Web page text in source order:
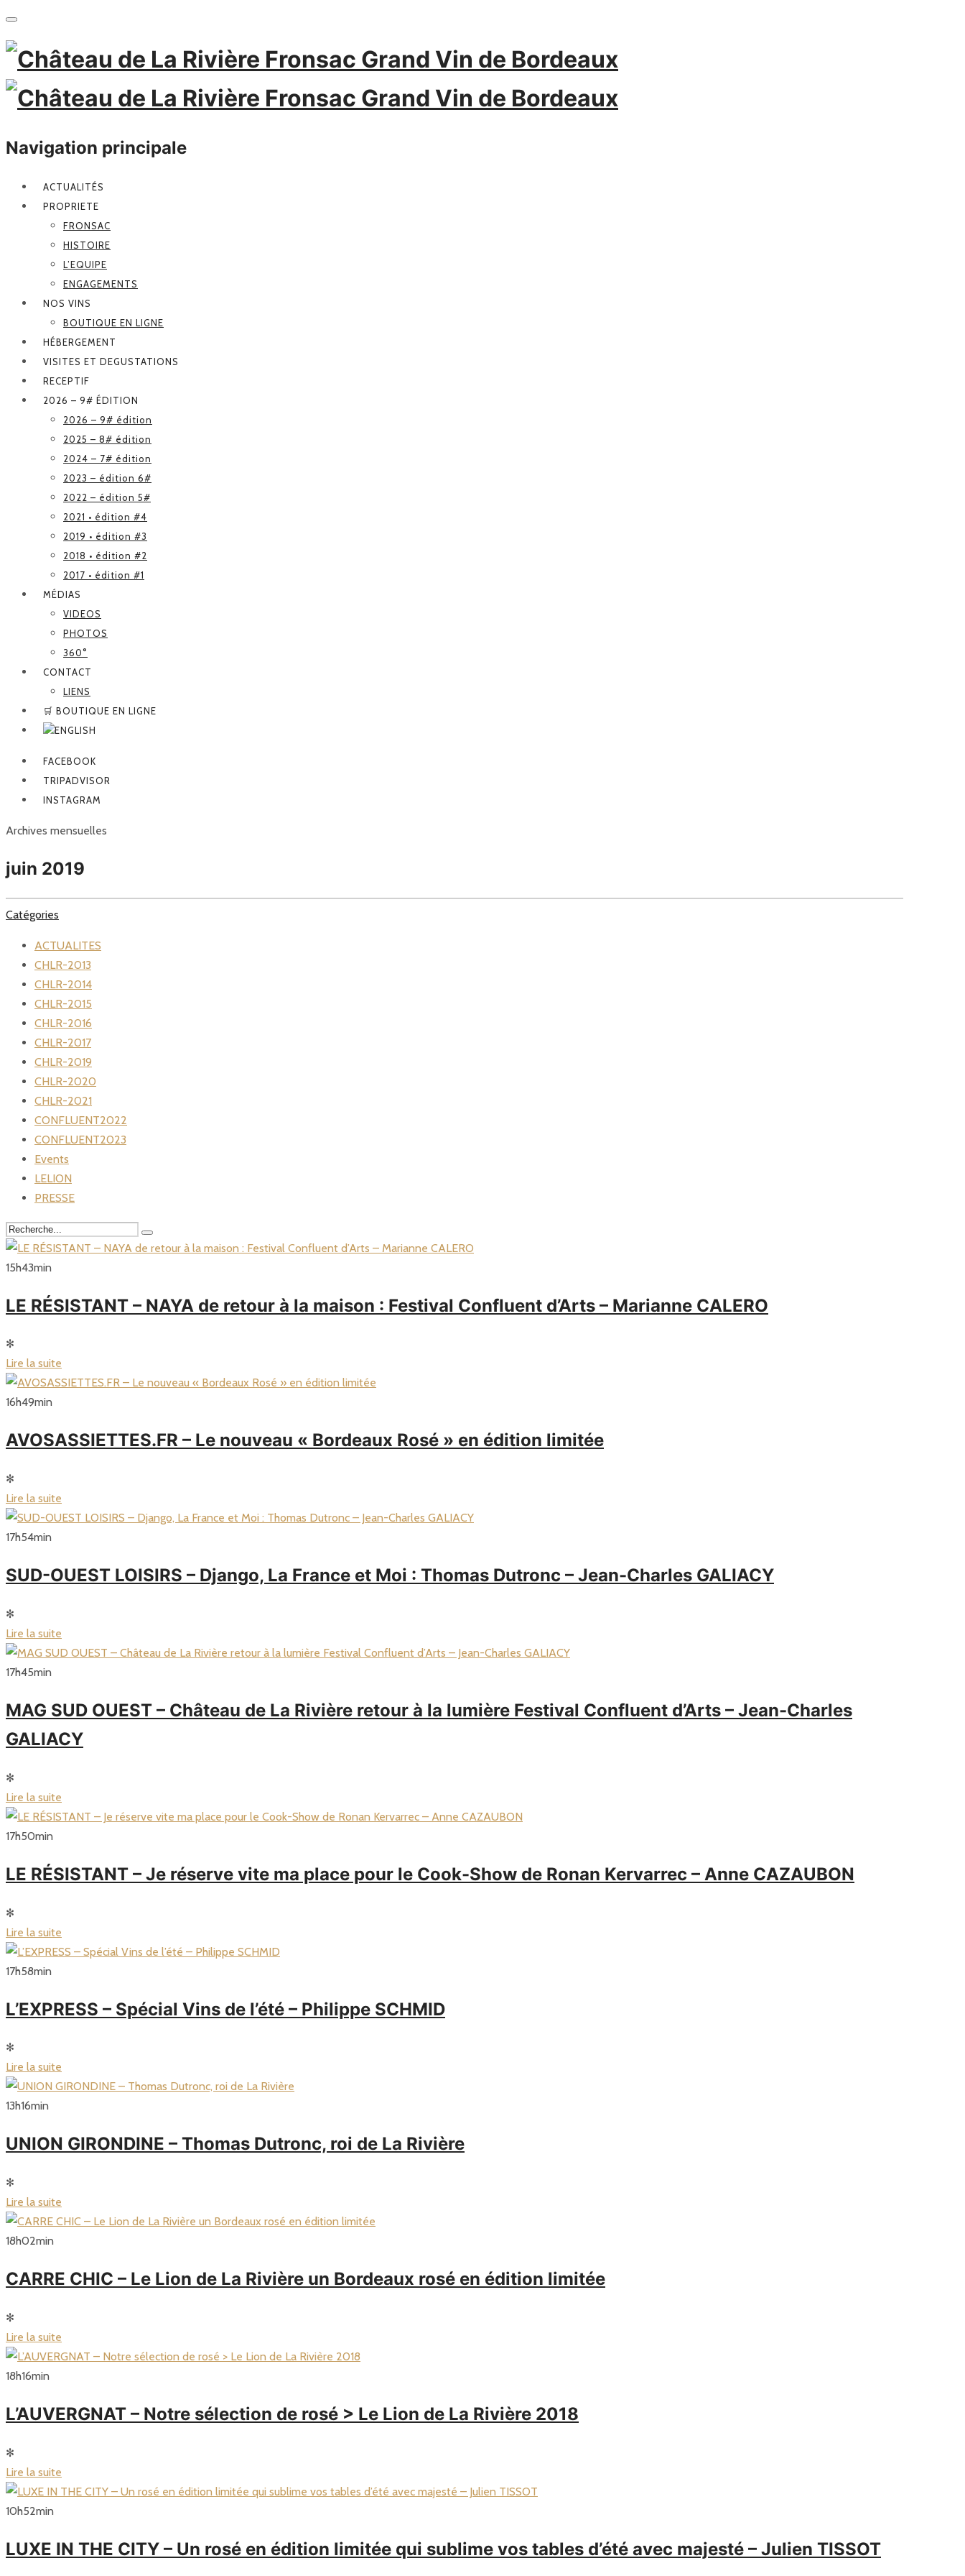
Navigation principale
ACTUALITÉS
PROPRIETE
FRONSAC
HISTOIRE
L’EQUIPE
ENGAGEMENTS
NOS VINS
BOUTIQUE EN LIGNE
HÉBERGEMENT
VISITES ET DEGUSTATIONS
RECEPTIF
2026 – 9# ÉDITION
2026 – 9# édition
2025 – 8# édition
2024 – 7# édition
2023 – édition 6#
2022 – édition 5#
2021 • édition #4
2019 • édition #3
2018 • édition #2
2017 • édition #1
MÉDIAS
VIDEOS
PHOTOS
360°
CONTACT
LIENS
🛒 BOUTIQUE EN LIGNE
FACEBOOK
TRIPADVISOR
INSTAGRAM
Archives mensuelles
juin 2019
Catégories
ACTUALITES
CHLR-2013
CHLR-2014
CHLR-2015
CHLR-2016
CHLR-2017
CHLR-2019
CHLR-2020
CHLR-2021
CONFLUENT2022
CONFLUENT2023
Events
LELION
PRESSE
15h43min
LE RÉSISTANT – NAYA de retour à la maison : Festival Confluent d’Arts – Marianne CALERO
✻
Lire la suite
16h49min
AVOSASSIETTES.FR – Le nouveau « Bordeaux Rosé » en édition limitée
✻
Lire la suite
17h54min
SUD-OUEST LOISIRS – Django, La France et Moi : Thomas Dutronc – Jean-Charles GALIACY
✻
Lire la suite
17h45min
MAG SUD OUEST – Château de La Rivière retour à la lumière Festival Confluent d’Arts – Jean-Charles
GALIACY
✻
Lire la suite
17h50min
LE RÉSISTANT – Je réserve vite ma place pour le Cook-Show de Ronan Kervarrec – Anne CAZAUBON
✻
Lire la suite
17h58min
L’EXPRESS – Spécial Vins de l’été – Philippe SCHMID
✻
Lire la suite
13h16min
UNION GIRONDINE – Thomas Dutronc, roi de La Rivière
✻
Lire la suite
18h02min
CARRE CHIC – Le Lion de La Rivière un Bordeaux rosé en édition limitée
✻
Lire la suite
18h16min
L’AUVERGNAT – Notre sélection de rosé > Le Lion de La Rivière 2018
✻
Lire la suite
10h52min
LUXE IN THE CITY – Un rosé en édition limitée qui sublime vos tables d’été avec majesté – Julien TISSOT